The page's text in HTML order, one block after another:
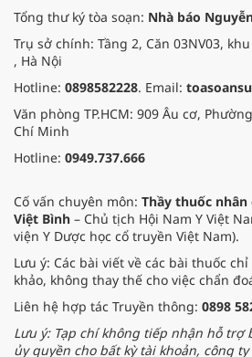
Tổng thư ký tòa soạn: Nhà báo
Trụ sở chính: Tầng 2, Căn 03NV03,
, Hà Nội
Hotline: 0898582228. Email:
Văn phòng TP.HCM: 909 Âu cơ,
Chí Minh
Hotline: 0949.737.666
Cố vấn chuyên môn: Thầy thuốc nhân
Việt Bình – Chủ tịch Hội Nam Y Việt
viện Y Dược học cổ truyền Việt Nam).
Lưu ý: Các bài viết về các bài thuốc
khảo, không thay thế cho việc chẩn
Liên hệ hợp tác Truyền thông: 0898
Lưu ý: Tạp chí không tiếp nhận hỗ trợ
ủy quyền cho bất kỳ tài khoản, công